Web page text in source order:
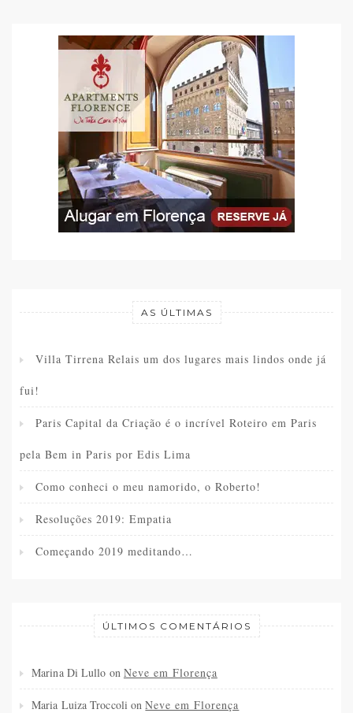
AS ÚLTIMAS
Villa Tirrena Relais um dos lugares mais lindos onde já
fui!
Paris Capital da Criação é o incrível Roteiro em Paris
pela Bem in Paris por Edis Lima
Como conheci o meu namorido, o Roberto!
Resoluções 2019: Empatia
Começando 2019 meditando…
ÚLTIMOS COMENTÁRIOS
Marina Di Lullo on Neve em Florença
Maria Luiza Troccoli onNeve em Florença